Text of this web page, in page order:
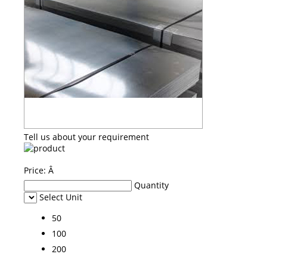
Tell us about your requirement
Price: Â
Quantity
Select Unit
50
100
200